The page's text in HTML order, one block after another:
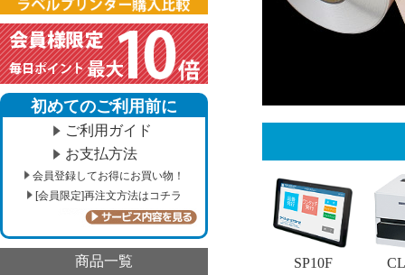
初めてのご利用前に
ご利用ガイド
お支払方法
会員登録してお得にお買い物！
[会員限定]再注文方法はコチラ
商品一覧